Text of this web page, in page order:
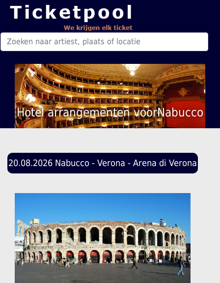
Hotel arrangementen voorNabucco
20.08.2026 Nabucco - Verona - Arena di Verona